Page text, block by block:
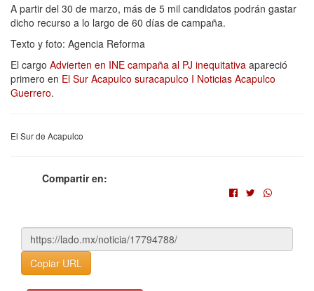
A partir del 30 de marzo, más de 5 mil candidatos podrán gastar
dicho recurso a lo largo de 60 días de campaña.
Texto y foto: Agencia Reforma
El cargo Advierten en INE campaña al PJ inequitativa apareció
primero en El Sur Acapulco suracapulco I Noticias Acapulco
Guerrero.
El Sur de Acapulco
Compartir en:
Copiar URL